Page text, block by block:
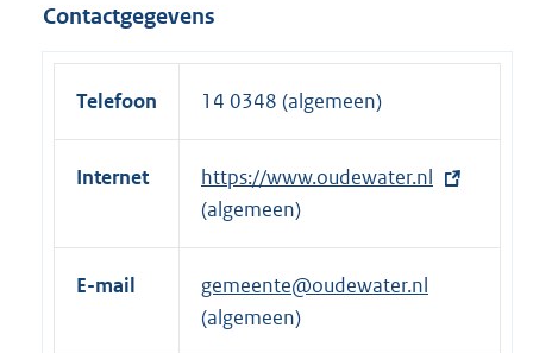
Contactgegevens
Telefoon 14 0348 (algemeen)
Internet
E
x
t
r
https://www.oudewater.nl
(algemeen)
E-mail
gemeente@oudewater.nl
(algemeen)